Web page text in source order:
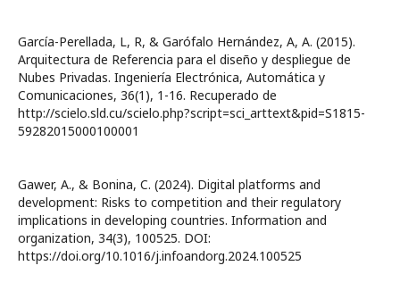
García-Perellada, L, R, & Garófalo Hernández, A, A. (2015).
Arquitectura de Referencia para el diseño y despliegue de
Nubes Privadas. Ingeniería Electrónica, Automática y
Comunicaciones, 36(1), 1-16. Recuperado de
http://scielo.sld.cu/scielo.php?script=sci_arttext&pid=S1815-
59282015000100001
Gawer, A., & Bonina, C. (2024). Digital platforms and
development: Risks to competition and their regulatory
implications in developing countries. Information and
organization, 34(3), 100525. DOI:
https://doi.org/10.1016/j.infoandorg.2024.100525